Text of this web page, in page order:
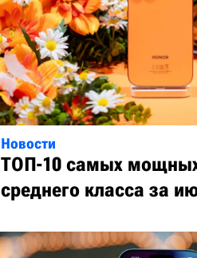
Новости
ТОП-10 самых
среднего класса за